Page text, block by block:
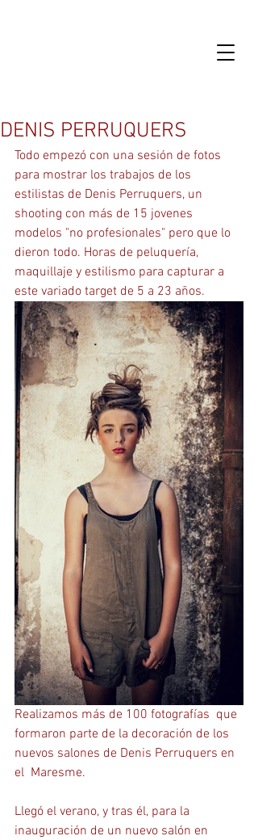
DENIS PERRUQUERS
Todo empezó con una sesión de fotos
para mostrar los trabajos de los
estilistas de Denis Perruquers, un
shooting con más de 15 jovenes
modelos "no profesionales" pero que lo
dieron todo. Horas de peluquería,
maquillaje y estilismo para capturar a
este variado target de 5 a 23 años.
Realizamos más de 100 fotografías  que
formaron parte de la decoración de los
nuevos salones de Denis Perruquers en
el  Maresme.
Llegó el verano, y tras él, para la
inauguración de un nuevo salón en